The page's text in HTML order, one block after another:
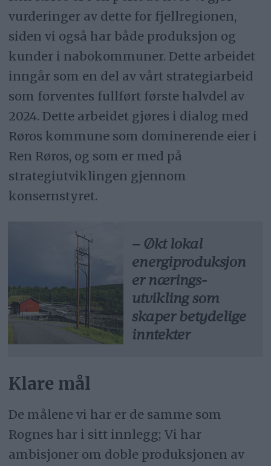
vurderinger av dette for fjellregionen,
siden vi også har både produksjon og
kunder i nabokommuner. Dette arbeidet
inngår som en del av vårt strategiarbeid
som forventes fullført første halvdel av
2024. Dette arbeidet gjøres i dialog med
Røros kommune som dominerende eier i
Ren Røros, og som er med på
strategiutviklingen gjennom
konsernstyret.
– Økt lokal
energi­produksjon
er nærings­
utvikling som
skaper betydelige
inntekter
Klare mål
De målene vi har er de samme som
Rognes har i sitt innlegg; Vi har
ambisjoner om doble produksjonen av